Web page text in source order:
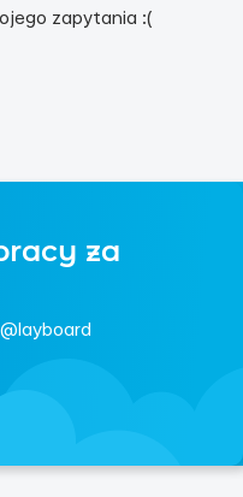
zapytania :(
za